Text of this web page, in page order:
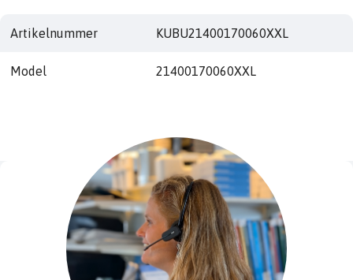
Artikelnummer KUBU21400170060XXL
Model 21400170060XXL